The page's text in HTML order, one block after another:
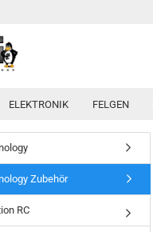
ELEKTRONIK FELGEN
Zubehör
RC